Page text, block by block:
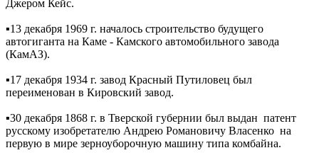
Джером Кейс.
▪️13 декабря 1969 г. началось строительство будущего
автогиганта на Каме - Камского автомобильного завода
(КамАЗ).
▪️17 декабря 1934 г. завод Красный Путиловец был
переименован в Кировский завод.
▪️30 декабря 1868 г. в Тверской губернии был выдан патент
русскому изобретателю Андрею Романовичу Власенко на
первую в мире зерноуборочную машину типа комбайна.